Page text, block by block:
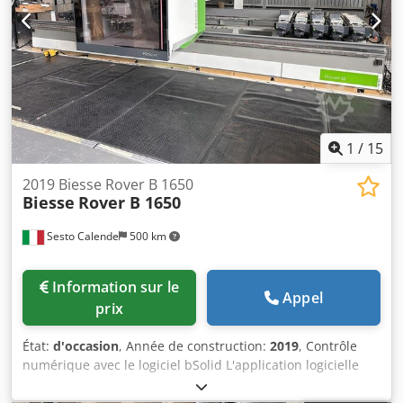
jointe ! À vendre au nom du client Spécifications
techniques fournies par le client (Spécifications techniques
selon le fabricant – sans garantie !)
1 / 15
Sesto Calende 500 km
2019 Biesse Rover B 1650
Biesse Rover B 1650
prix
Appel
État: d'occasion, Année de construction: 2019, Contrôle
numérique avec le logiciel bSolid L'application logicielle
multi-documents en environnement Windows permet la